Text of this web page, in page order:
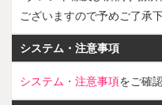
ございますので予めご了承
システム・注意事項
システム・注意事項をご確